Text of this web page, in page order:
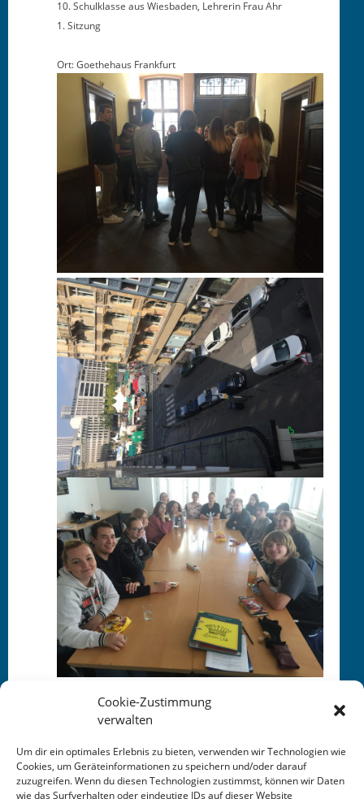
Cookie-Zustimmung
verwalten
Um dir ein optimales Erlebnis zu bieten, verwenden wir Technologien wie
Cookies, um Geräteinformationen zu speichern und/oder darauf
zuzugreifen. Wenn du diesen Technologien zustimmst, können wir Daten
wie das Surfverhalten oder eindeutige IDs auf dieser Website
10. Schulk­lasse aus Wies­baden, Lehrerin Frau Ahr
1. Sitzung
Ort: Goethe­haus Frank­furt
This entry was posted inKALENDER . Bookmark the
permalink.